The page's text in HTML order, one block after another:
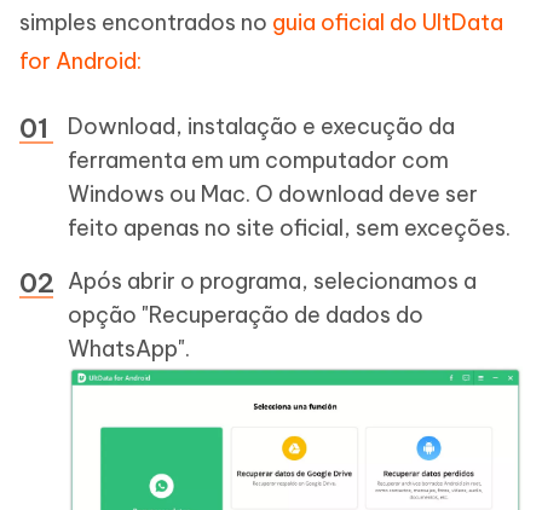
simples encontrados no guia oficial do UltData
for Android:
Download, instalação e execução da
ferramenta em um computador com
Windows ou Mac. O download deve ser
feito apenas no site oficial, sem exceções.
Após abrir o programa, selecionamos a
opção "Recuperação de dados do
WhatsApp".